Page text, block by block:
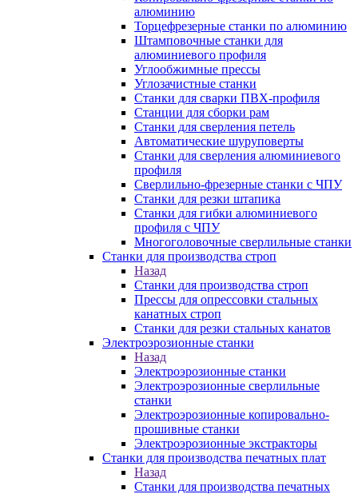
алюминию
Торцефрезерные станки по алюминию
Штамповочные станки для
алюминиевого профиля
Углообжимные прессы
Углозачистные станки
Станки для сварки ПВХ-профиля
Станции для сборки рам
Станки для сверления петель
Автоматические шуруповерты
Станки для сверления алюминиевого
профиля
Сверлильно-фрезерные станки с ЧПУ
Станки для резки штапика
Станки для гибки алюминиевого
профиля с ЧПУ
Многоголовочные сверлильные станки
Станки для производства строп
Назад
Станки для производства строп
Прессы для опрессовки стальных
канатных строп
Станки для резки стальных канатов
Электроэрозионные станки
Назад
Электроэрозионные станки
Электроэрозионные сверлильные
станки
Электроэрозионные копировально-
прошивные станки
Электроэрозионные экстракторы
Станки для производства печатных плат
Назад
Станки для производства печатных